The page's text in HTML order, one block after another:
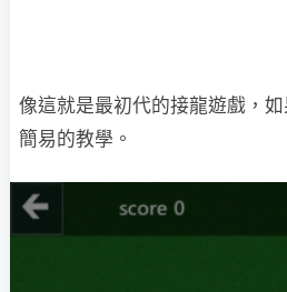
像這就是最初代的接龍遊戲，
簡易的教學。